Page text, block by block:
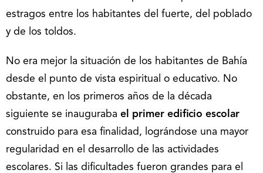
estragos entre los habitantes del fuerte, del poblado
y de los toldos.
No era mejor la situación de los habitantes de Bahía
desde el punto de vista espiritual o educativo. No
obstante, en los primeros años de la década
siguiente se inauguraba el primer edificio escolar
construido para esa finalidad, lográndose una mayor
regularidad en el desarrollo de las actividades
escolares. Si las dificultades fueron grandes para el